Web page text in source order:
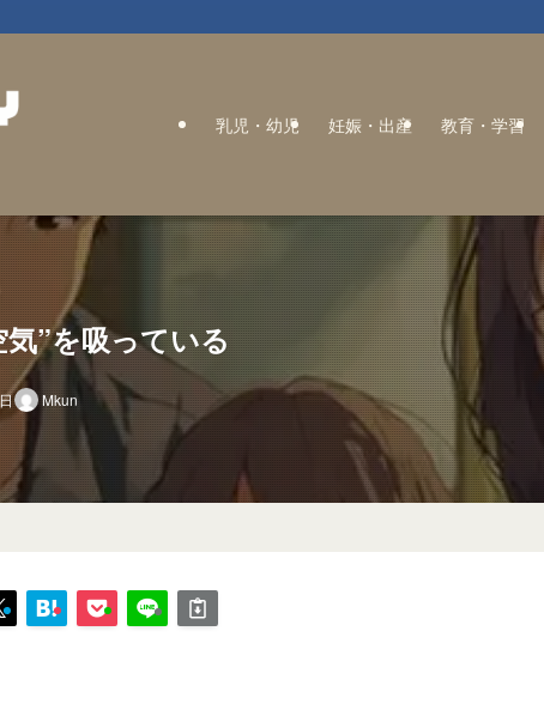
乳児・幼児 妊娠・出産 教育・学習
”を吸っている
Mkun